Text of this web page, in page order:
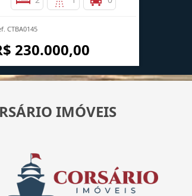
CTBA0145
230.000,00
IMÓVEIS